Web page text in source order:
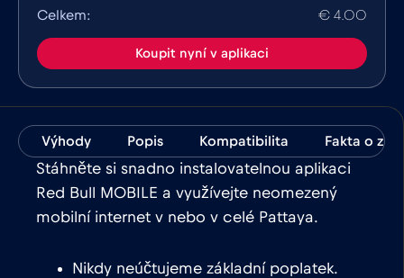
Celkem: € 4.00
Koupit nyní v aplikaci
Výhody Popis Kompatibilita Fakta o
Stáhněte si snadno instalovatelnou aplikaci
Red Bull MOBILE a využívejte neomezený
mobilní internet v nebo v celé Pattaya.
Nikdy neúčtujeme základní poplatek.